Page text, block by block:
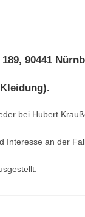
90441
bei Hubert
Interesse an der